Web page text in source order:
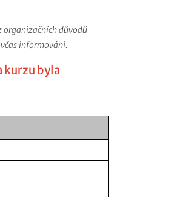
organizačních důvodů
informováni.
kurzu byla